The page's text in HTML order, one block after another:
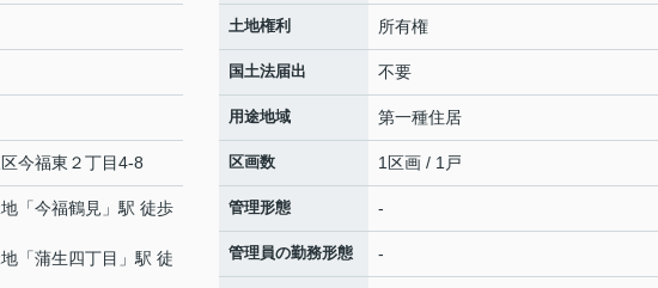
今福東 ２丁目4-8
「今福鶴見 」駅 徒歩
「蒲生四丁目 」駅 徒
土地権利 所有権
国土法届出 不要
用途地域 第一種住居
区画数 1区画 / 1戸
管理形態 -
管理員の勤務形態 -